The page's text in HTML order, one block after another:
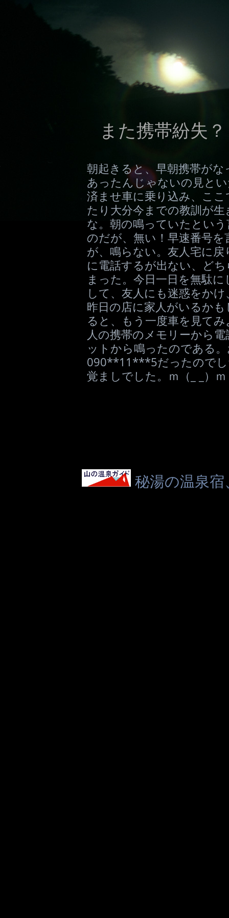
また携帯紛失
朝起きると、早朝携帯が
あったんじゃないの見と
済ませ車に乗り込み、こ
たり大分今までの教訓が
な。朝の鳴っていたとい
のだが、無い！早速番号
が、鳴らない。友人宅に
に電話するが出ない、ど
まった。今日一日を無駄
して、友人にも迷惑をか
昨日の店に家人がいるか
ると、もう一度車を見て
人の携帯のメモリーから
ットから鳴ったのである
090**11***5だったのでし
覚ましでした。ｍ（_ _）ｍ
秘湯の温泉